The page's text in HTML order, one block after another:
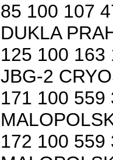
85 100 107
DUKLA
125 100 163
JBG-2
171 100 559
172 100 559